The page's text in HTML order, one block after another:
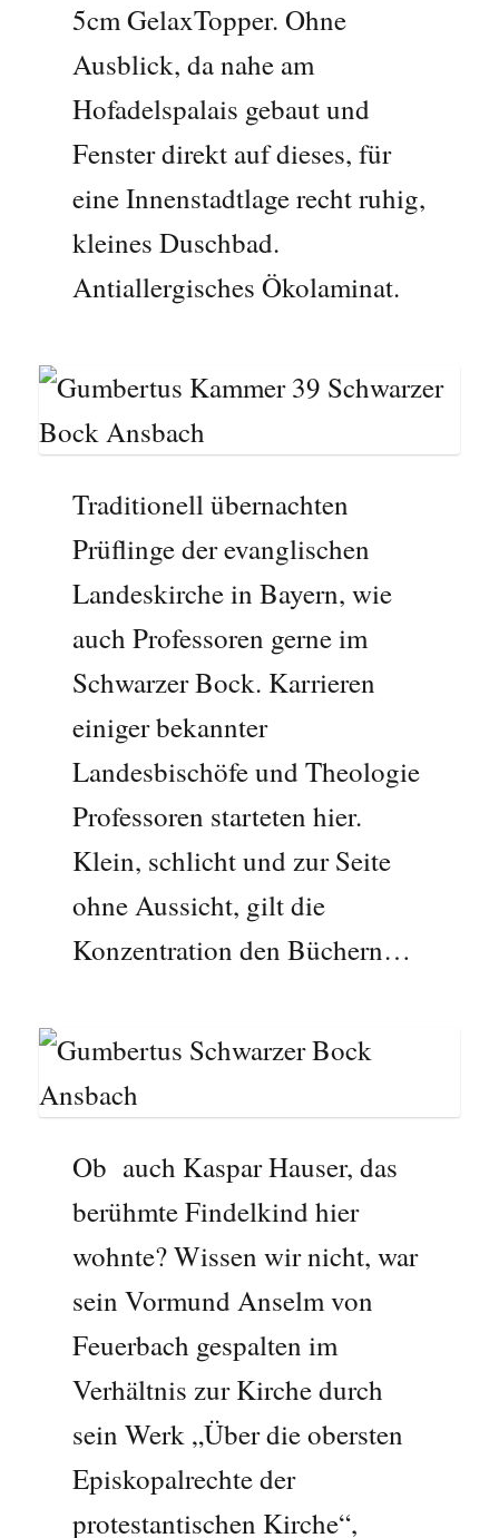
5cm GelaxTopper. Ohne
Ausblick, da nahe am
Hofadelspalais gebaut und
Fenster direkt auf dieses, für
eine Innenstadtlage recht ruhig,
kleines Duschbad.
Antiallergisches Ökolaminat.
Traditionell übernachten
Prüflinge der evanglischen
Landeskirche in Bayern, wie
auch Professoren gerne im
Schwarzer Bock. Karrieren
einiger bekannter
Landesbischöfe und Theologie
Professoren starteten hier.
Klein, schlicht und zur Seite
ohne Aussicht, gilt die
Konzentration den Büchern…
Ob auch Kaspar Hauser, das
berühmte Findelkind hier
wohnte? Wissen wir nicht, war
sein Vormund Anselm von
Feuerbach gespalten im
Verhältnis zur Kirche durch
sein Werk „Über die obersten
Episkopalrechte der
protestantischen Kirche“,